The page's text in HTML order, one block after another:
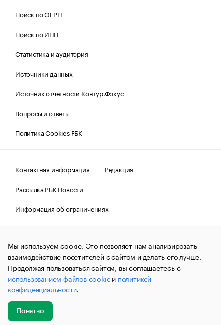
Поиск по ОГРН
Поиск по ИНН
Статистика и аудитория
Источники данных
Источник отчетности Контур.Фокус
Вопросы и ответы
Политика Cookies РБК
Контактная информация
Редакция
Рассылка РБК Новости
Информация об ограничениях
Правовая информация
О соблюдении авторских прав
© АО «РОСБИЗНЕСКОНСАЛТИНГ»,1995–2026.Сообщения
и материалы информационного агентства «РБК»
(зарегистрировано Федеральной службой по надзору в сфере
связи, информационных технологий и массовых
коммуникаций (Роскомнадзор) 09.12.2015 за номером ИА
№ФС77-63848) сопровождаются пометкой «РБК». Отдельные
публикации могут содержать информацию,
не предназначенную для пользователей
до 18 лет.
Мы используем cookie. Это позволяет нам анализировать
взаимодействие посетителей с сайтом и делать его лучше.
Продолжая пользоваться сайтом, вы соглашаетесь с
использованием файлов cookieи политикой
конфиденциальности.
Понятно